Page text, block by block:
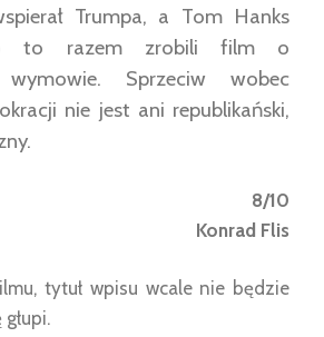
Trumpa, a Tom Hanks
to razem zrobili film o
wymowie. Sprzeciw wobec
nie jest ani republikański,
8/10
Konrad Flis
tytuł wpisu wcale nie będzie